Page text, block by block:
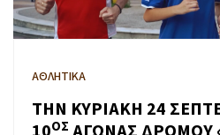
ΑΘΛΗΤΙΚΑ
ΤΗΝ ΚΥΡΙΑΚΗ 24
ΟΣ